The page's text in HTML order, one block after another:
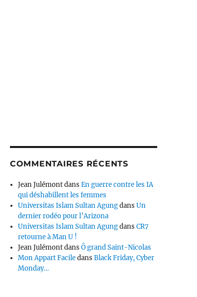
COMMENTAIRES RÉCENTS
Jean JulémontdansEn guerre contre les IA
qui déshabillent les femmes
Universitas Islam Sultan AgungdansUn
dernier rodéo pour l’Arizona
Universitas Islam Sultan AgungdansCR7
retourne à Man U !
Jean JulémontdansÔ grand Saint-Nicolas
Mon Appart FaciledansBlack Friday, Cyber
Monday…